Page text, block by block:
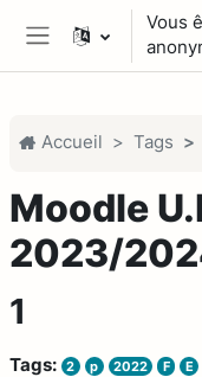
Passer au contenu
Panneau latéral
Vous
Accueil Tags
Moodle
2023/
1
Tags: 2 p 2022 F E